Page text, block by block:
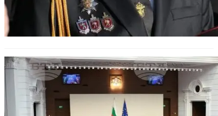
Служебното правителство с
премиер Андрей Гюров полага
клетва пред Народното събрание.